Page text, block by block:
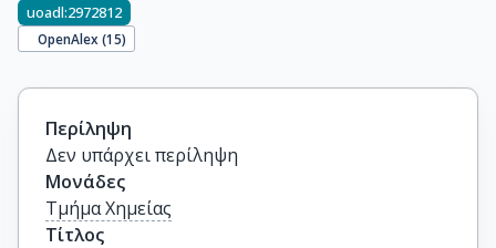
uoadl:2972812
OpenAlex (15)
Περίληψη
Δεν υπάρχει περίληψη
Μονάδες
Τμήμα Χημείας
Τίτλος